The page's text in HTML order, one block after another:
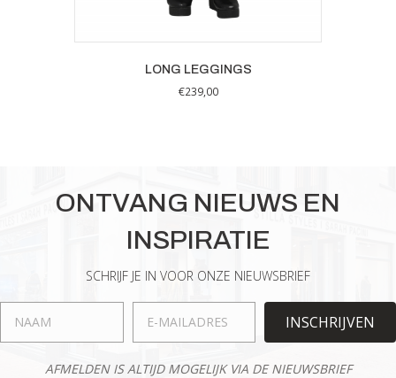
LONG LEGGINGS
€239,00
Deze
kan
gekozen
worden
de
productpagina
ONTVANG NIEUWS EN
INSPIRATIE
SCHRIJF JE IN VOOR ONZE NIEUWSBRIEF
INSCHRIJVEN
AFMELDEN IS ALTIJD MOGELIJK VIA DE NIEUWSBRIEF